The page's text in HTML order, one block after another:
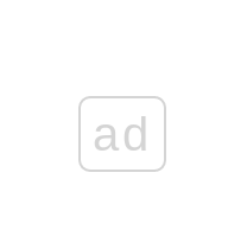
ad